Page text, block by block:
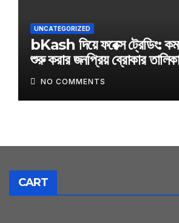
UNCATEGORIZED
bKash দিয়ে ফরেক্স ট্রেডিং:
শুরু করার জনপ্রিয় ব্রোকার
NO COMMENTS
CART